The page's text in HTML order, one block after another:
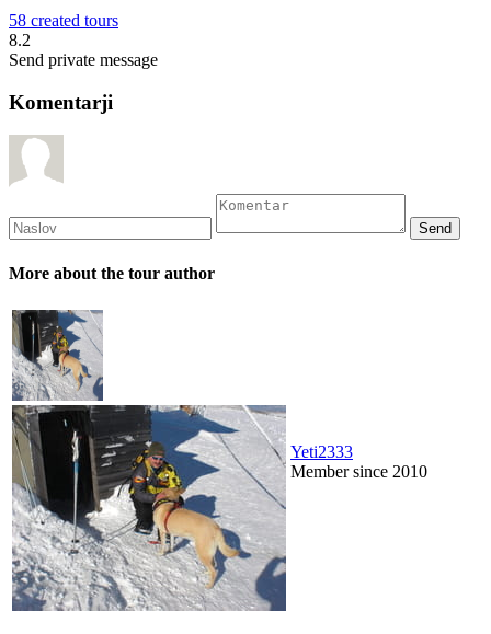
58 created tours
8.2
Send private message
Komentarji
More about the tour author
Yeti2333
Member since 2010